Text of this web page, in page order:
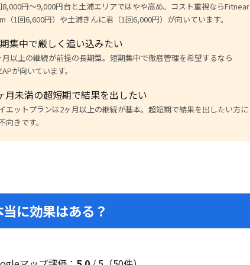
8,000円～9,000円台と土浦エリアではやや高め。コスト重視ならFitnear
（1回6,600円）や土浦きんに君（1回6,000円）が向いています。
集中で厳しく追い込みたい
月以上の継続が前提の長期型。短期集中で徹底管理を希望するなら
が向いています。
月未満の超短期で結果を出したい
エットプランは2ヶ月以上の継続が基本。超短期で結果を出したい方に
向きです。
当に効果はある？